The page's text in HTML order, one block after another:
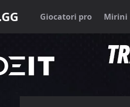
Giocatori pro Mirini